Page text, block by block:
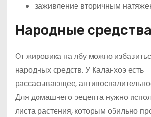
заживление вторичным
Народные средства
От жировика на лбу можно
народных средств. У Каланхоэ есть
рассасывающее,
Для домашнего рецепта нужно
листа растения, которым обильно